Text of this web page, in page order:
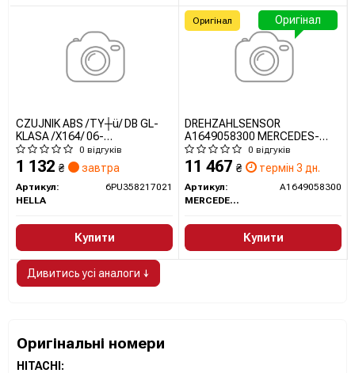
CZUJNIK ABS /TY┼ü/ DB GL-
KLASA /X164/ 06-
6PU358217021 HELLA
0 відгуків
1 132 ₴ завтра
Артикул:
6PU358217021
HELLA
Купити
DREHZAHLSENSOR
A1649058300 MERCEDES-
BENZ
0 відгуків
11 467 ₴ термін 3 дн.
Артикул:
A1649058300
MERCEDES-BENZ
Купити
Оригінал
Оригінал
Дивитись усі аналоги ↓
Оригінальні номери
HITACHI: